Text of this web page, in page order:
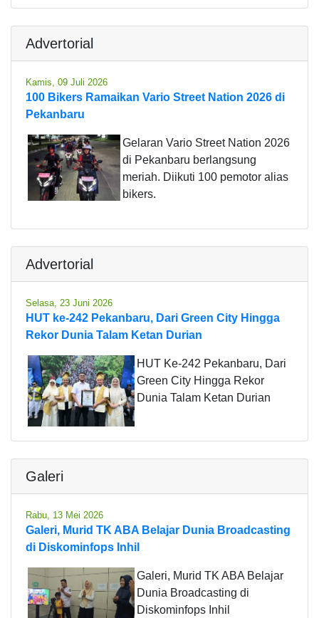
Advertorial
Kamis, 09 Juli 2026
100 Bikers Ramaikan Vario Street Nation 2026 di
Pekanbaru
Gelaran Vario Street Nation 2026
di Pekanbaru berlangsung
meriah. Diikuti 100 pemotor alias
bikers.
Advertorial
Selasa, 23 Juni 2026
HUT ke-242 Pekanbaru, Dari Green City Hingga
Rekor Dunia Talam Ketan Durian
HUT Ke-242 Pekanbaru, Dari
Green City Hingga Rekor
Dunia Talam Ketan Durian
Galeri
Rabu, 13 Mei 2026
Galeri, Murid TK ABA Belajar Dunia Broadcasting
di Diskominfops Inhil
Galeri, Murid TK ABA Belajar
Dunia Broadcasting di
Diskominfops Inhil